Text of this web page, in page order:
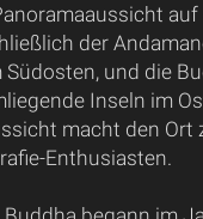
auf
der
Südosten, und die
Inseln im
macht den Ort
Enthusiasten.